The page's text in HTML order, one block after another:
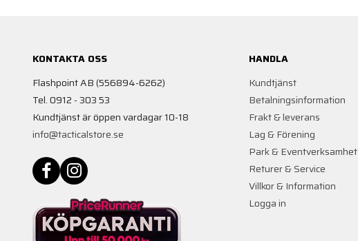
KONTAKTA OSS
Flashpoint AB (556894-6262)
Tel. 0912 - 303 53
Kundtjänst är öppen vardagar 10-18
info@tacticalstore.se
HANDLA
Kundtjänst
Betalningsinformation
Frakt & leverans
Lag & Förening
Park & Eventverksamhet
Returer & Service
Villkor & Information
Logga in